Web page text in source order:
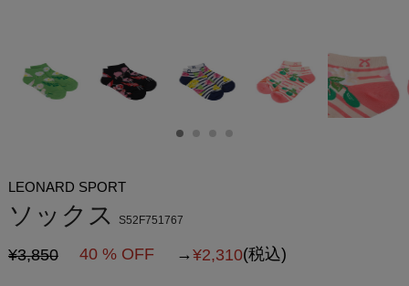
LEONARD SPORT
ソックス S52F751767
¥3,850 40 % OFF →¥2,310(税込)